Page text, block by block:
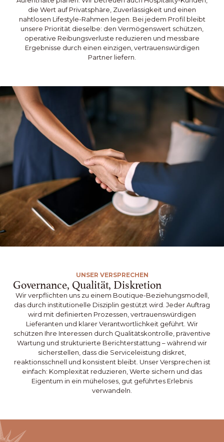
die Wert auf Privatsphäre, Zuverlässigkeit und einen
nahtlosen Lifestyle-Rahmen legen. Bei jedem Profil bleibt
unsere Priorität dieselbe: den Vermögenswert schützen,
operative Reibungsverluste reduzieren und messbare
Ergebnisse durch einen einzigen, vertrauenswürdigen
Partner liefern.
UNSER VERSPRECHEN
Governance, Qualität, Diskretion
Wir verpflichten uns zu einem Boutique-Beziehungsmodell,
das durch institutionelle Disziplin gestützt wird. Jeder Auftrag
wird mit definierten Prozessen, vertrauenswürdigen
Lieferanten und klarer Verantwortlichkeit geführt. Wir
schützen Ihre Interessen durch Qualitätskontrolle, präventive
Wartung und strukturierte Berichterstattung – während wir
sicherstellen, dass die Serviceleistung diskret,
reaktionsschnell und konsistent bleibt. Unser Versprechen ist
einfach: Komplexität reduzieren, Werte sichern und das
Eigentum in ein müheloses, gut geführtes Erlebnis
verwandeln.